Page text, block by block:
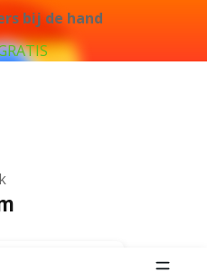
bij de hand